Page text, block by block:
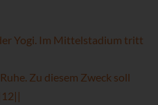
Yogi. Im Mittelstadium tritt
Zu diesem Zweck soll